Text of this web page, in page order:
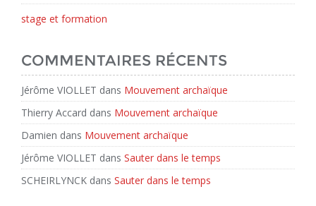
stage et formation
COMMENTAIRES RÉCENTS
Jérôme VIOLLET dans Mouvement archaïque
Thierry Accard dans Mouvement archaïque
Damien dans Mouvement archaïque
Jérôme VIOLLET dans Sauter dans le temps
SCHEIRLYNCK dans Sauter dans le temps